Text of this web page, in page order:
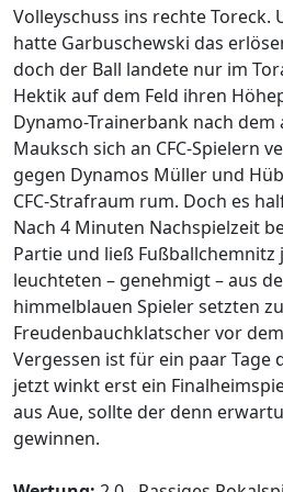
Volleyschuss ins rechte Toreck.
hatte Garbuschewski das
doch der Ball landete nur im
Hektik auf dem Feld ihren
Dynamo-Trainerbank nach dem
Mauksch sich an CFC-Spielern
gegen Dynamos Müller und
CFC-Strafraum rum. Doch es
Nach 4 Minuten Nachspielzeit
Partie und ließ
leuchteten – genehmigt – aus
himmelblauen Spieler setzten
Freudenbauchklatscher vor dem
Vergessen ist für ein paar Tage
jetzt winkt erst ein
aus Aue, sollte der denn
gewinnen.